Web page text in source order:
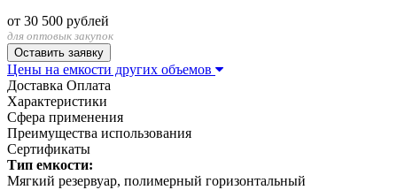
от 30 500 рублей
для оптовык закупок
Цены на емкости других объемов
Доставка Оплата
Характеристики
Сфера применения
Преимущества использования
Сертификаты
Тип емкости:
Мягкий резервуар, полимерный горизонтальный